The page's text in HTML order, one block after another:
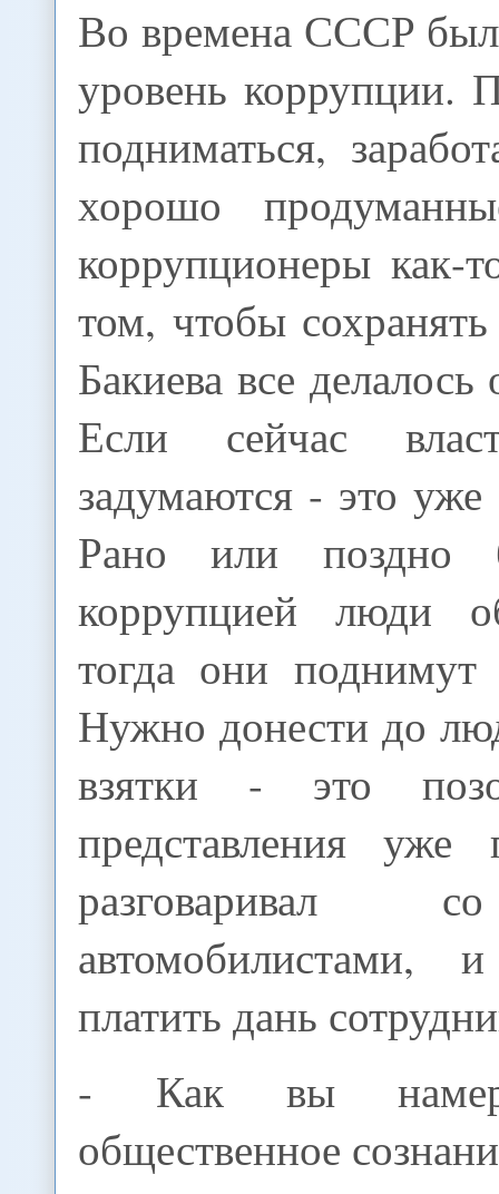
Во времена СССР
уровень коррупции.
подниматься,
хорошо
коррупционеры как-
том, чтобы
Бакиева все
Если сейчас
задумаются - это уже
Рано или поздно
коррупцией люди
тогда они поднимут
Нужно донести до
взятки - это
представления уже
разговаривал
автомобилистами,
платить дань
- Как вы
общественное